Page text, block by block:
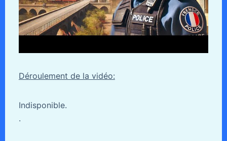
Déroulement de la vidéo:
Indisponible.
.